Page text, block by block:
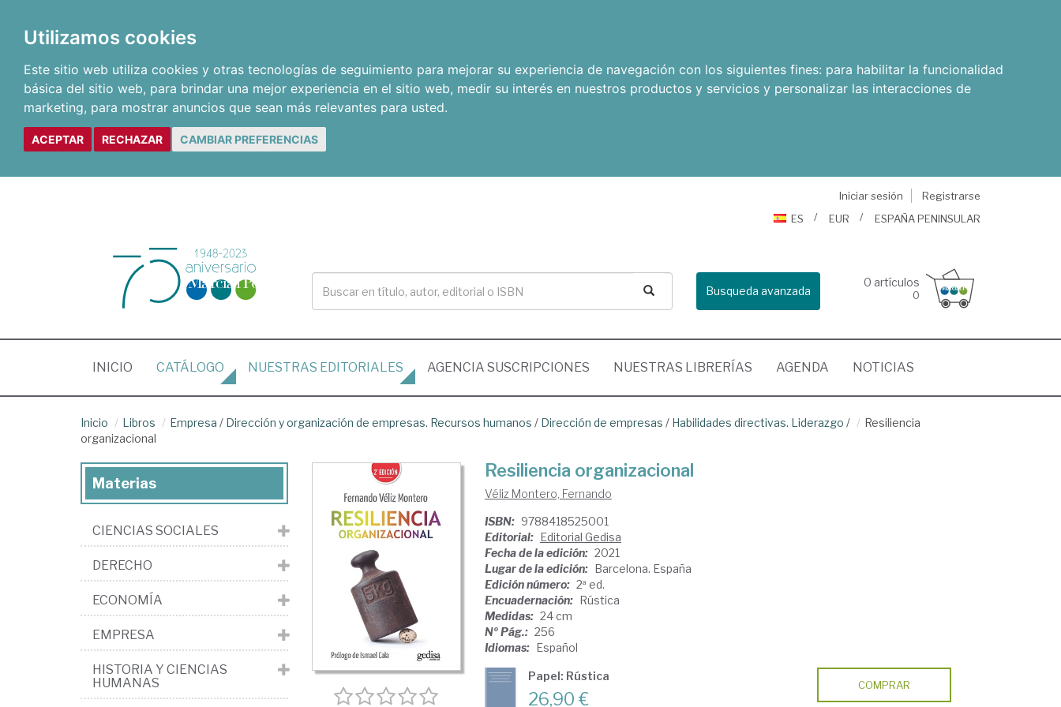
Utilizamos cookies
Este sitio web utiliza cookies y otras tecnologías de seguimiento para mejorar su experiencia de navegación con los siguientes fines: para habilitar la funcionalidad
básica del sitio web, para brindar una mejor experiencia en el sitio web, medir su interés en nuestros productos y servicios y personalizar las interacciones de
marketing, para mostrar anuncios que sean más relevantes para usted.
ACEPTAR RECHAZAR CAMBIAR PREFERENCIAS
Iniciar sesión
Registrarse
ES
EUR ESPAÑA PENINSULAR
Busqueda avanzada
0 artículos
0
INICIO (CURRENT)
CATÁLOGO NUESTRAS EDITORIALES AGENCIA SUSCRIPCIONES NUESTRAS LIBRERÍAS AGENDA NOTICIAS
Inicio Libros Empresa / Dirección y organización de empresas. Recursos humanos / Dirección de empresas / Habilidades directivas. Liderazgo /
Resiliencia
organizacional
Resiliencia organizacional
Véliz Montero, Fernando
ISBN: 9788418525001
Editorial: Editorial Gedisa
Fecha de la edición: 2021
Lugar de la edición: Barcelona. España
Edición número: 2ª ed.
Encuadernación: Rústica
Medidas: 24 cm
Nº Pág.: 256
Idiomas: Español
Papel: Rústica
26,90 €
COMPRAR
Materias
CIENCIAS SOCIALES
DERECHO
ECONOMÍA
EMPRESA
HISTORIA Y CIENCIAS
HUMANAS